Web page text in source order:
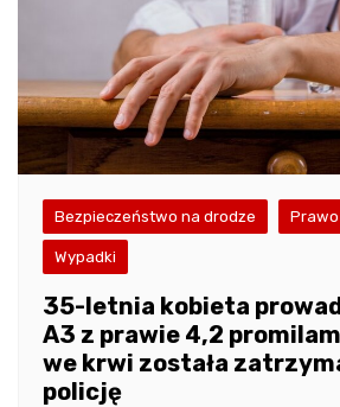
Bezpieczeństwo na drodze
Wypadki
35-letnia kobieta
A3 z prawie 4,2
we krwi została
policję